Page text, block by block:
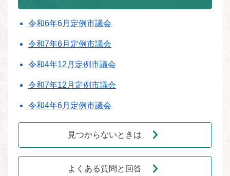
令和6年6月定例市議会
令和7年6月定例市議会
令和4年12月定例市議会
令和7年12月定例市議会
令和4年6月定例市議会
見つからないときは
よくある質問と回答